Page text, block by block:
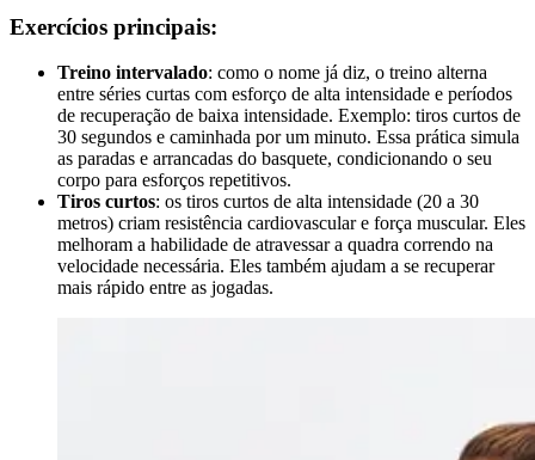
Exercícios principais:
Treino intervalado: como o nome já diz, o treino alterna
entre séries curtas com esforço de alta intensidade e períodos
de recuperação de baixa intensidade. Exemplo: tiros curtos de
30 segundos e caminhada por um minuto. Essa prática simula
as paradas e arrancadas do basquete, condicionando o seu
corpo para esforços repetitivos.
Tiros curtos: os tiros curtos de alta intensidade (20 a 30
metros) criam resistência cardiovascular e força muscular. Eles
melhoram a habilidade de atravessar a quadra correndo na
velocidade necessária. Eles também ajudam a se recuperar
mais rápido entre as jogadas.